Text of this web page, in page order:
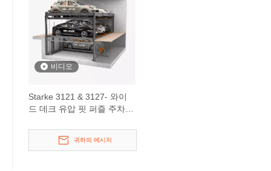
비디오
Starke 3121 & 3127- 와이
드 데크 유압 핏 퍼즐 주차
귀하의 메시지